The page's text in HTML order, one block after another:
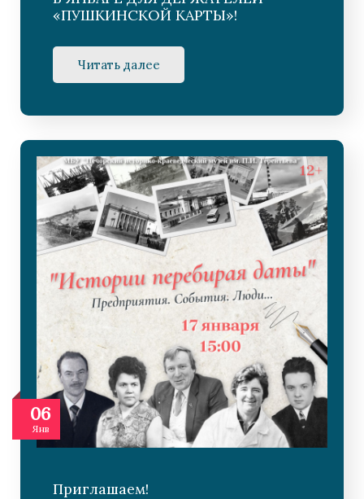
«ПУШКИНСКОЙ КАРТЫ»!
Читать далее
06
Янв
Приглашаем!